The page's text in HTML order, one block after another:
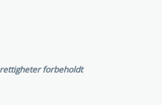
forbeholdt